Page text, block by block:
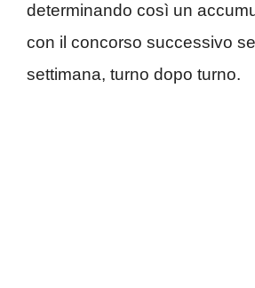
determinando così un
con il concorso successivo
settimana, turno dopo turno.